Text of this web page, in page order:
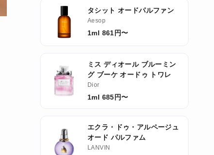
タシット オードパルファン
Aesop
1ml 861円〜
ミス ディオール ブルーミン
グ ブーケ オードゥ トワレ
Dior
1ml 685円〜
エクラ・ドゥ・アルページュ
オード パルファム
LANVIN